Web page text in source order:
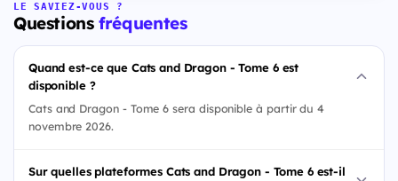
LE SAVIEZ-VOUS ?
Questionsfréquentes
Quand est-ce que Cats and Dragon - Tome 6 est
disponible ?
Cats and Dragon - Tome 6 sera disponible à partir du 4
novembre 2026.
Sur quelles plateformes Cats and Dragon - Tome 6 est-il